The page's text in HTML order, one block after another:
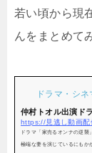
若い頃から現
んをまとめて
ドラマ・シ
仲村トオル出演ド
https://見逃し動画
ドラマ「家売るオンナの逆
極端な妻を演じているにもか